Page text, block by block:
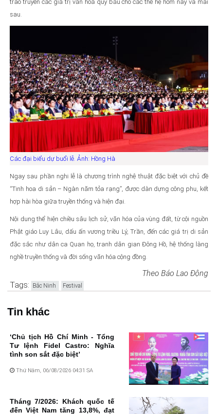
trao truyền các giá trị văn hoá quý báu cho các thế hệ hôm nay và mai
sau.
Các đại biểu dự buổi lễ. Ảnh: Hồng Hà
Ngay sau phần nghi lễ là chương trình nghệ thuật đặc biệt với chủ đề
“Tinh hoa di sản – Ngàn năm tỏa rạng”, được dàn dựng công phu, kết
hợp hài hòa giữa truyền thống và hiện đại.
Nội dung thể hiện chiều sâu lịch sử, văn hóa của vùng đất, từ cội nguồn
Phật giáo Luy Lâu, dấu ấn vương triều Lý, Trần, đến các giá trị di sản
đặc sắc như dân ca Quan họ, tranh dân gian Đông Hồ, hệ thống làng
nghề truyền thống và đời sống văn hóa cộng đồng.
Theo Báo Lao Động
Tags: Bắc Ninh Festival
Tin khác
‘Chủ tịch Hồ Chí Minh - Tổng
Tư lệnh Fidel Castro: Nghĩa
tình son sắt đặc biệt’
Thứ Năm, 06/08/2026 04:31 SA
Tháng 7/2026: Khách quốc tế
đến Việt Nam tăng 13,8%, đạt